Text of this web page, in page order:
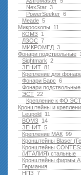
3
NexStar
6
PowerSeeker
5
Meade
11
Микроскопы
1
КОМЗ
7
ЛЗОС
3
МИКРОМЕД
Фонари подствольные
2
Sightmark
81
ЗЕНИТ
Крепление для
6
Фонари Барс
Фонари
22
ЭСТ
Крепление к ФО ЭСТ
Кронштейны и
11
Leupold
14
ВОМЗ
5
ЗЕНИТ
99
Крепление МАК
Кронштейны Blaser
Кронштейны
(ИТАЛИЯ) стальные
Кронштейны фирмы
Германия
7
НПЗ